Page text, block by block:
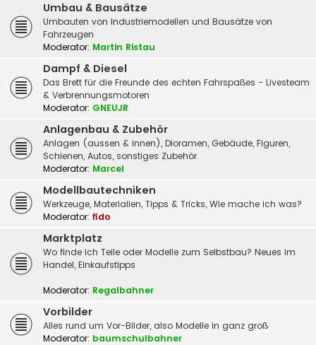
Umbau & Bausätze
Umbauten von Industriemodellen und Bausätze von
Fahrzeugen
Moderator: Martin Ristau
Dampf & Diesel
Das Brett für die Freunde des echten Fahrspaßes - Livesteam
& Verbrennungsmotoren
Moderator: GNEUJR
Anlagenbau & Zubehör
Anlagen (aussen & innen), Dioramen, Gebäude, Figuren,
Schienen, Autos, sonstiges Zubehör
Moderator: Marcel
Modellbautechniken
Werkzeuge, Materialien, Tipps & Tricks, Wie mache ich was?
Moderator: fido
Marktplatz
Wo finde ich Teile oder Modelle zum Selbstbau? Neues im
Handel, Einkaufstipps
Moderator: Regalbahner
Vorbilder
Alles rund um Vor-Bilder, also Modelle in ganz groß
Moderator: baumschulbahner